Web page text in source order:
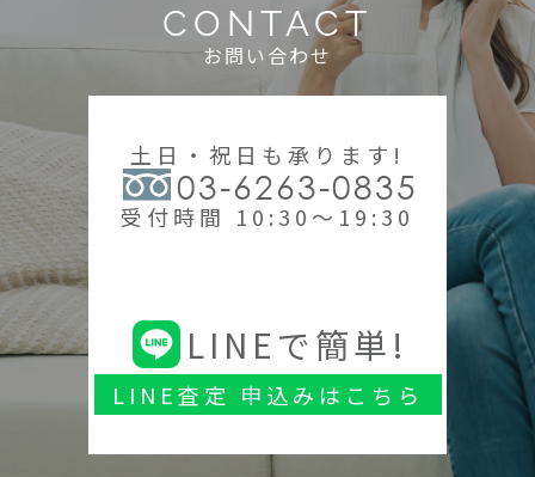
CONTACT
お問い合わせ
土日・祝日も承ります!
03-6263-0835
受付時間 10:30～19:30
LINEで簡単!
LINE査定 申込みはこちら